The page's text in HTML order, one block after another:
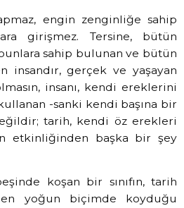
engin zenginliğe sahip
girişmez. Tersine, bütün
sahip bulunan ve bütün
insandır, gerçek ve yaşayan
insanı, kendi ereklerini
-sanki kendi başına bir
tarih, kendi öz erekleri
etkinliğinden başka bir şey
koşan bir sınıfın, tarih
en yoğun biçimde koyduğu